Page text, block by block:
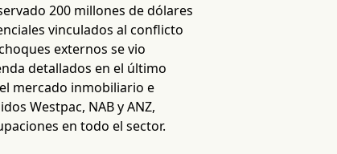
200 millones de dólares
vinculados al conflicto
externos se vio
detallados en el último
mercado inmobiliario e
Westpac, NAB y ANZ,
en todo el sector.